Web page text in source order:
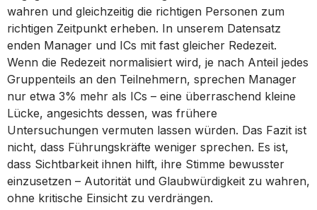
wahren und gleichzeitig die richtigen Personen zum
richtigen Zeitpunkt erheben. In unserem Datensatz
enden Manager und ICs mit fast gleicher Redezeit.
Wenn die Redezeit normalisiert wird, je nach Anteil jedes
Gruppenteils an den Teilnehmern, sprechen Manager
nur etwa 3% mehr als ICs – eine überraschend kleine
Lücke, angesichts dessen, was frühere
Untersuchungen vermuten lassen würden. Das Fazit ist
nicht, dass Führungskräfte weniger sprechen. Es ist,
dass Sichtbarkeit ihnen hilft, ihre Stimme bewusster
einzusetzen – Autorität und Glaubwürdigkeit zu wahren,
ohne kritische Einsicht zu verdrängen.